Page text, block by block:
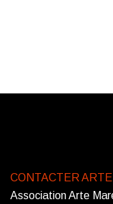
CONTACTER
Association Arte